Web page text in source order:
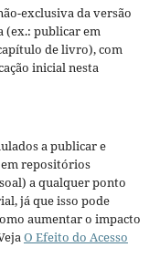
exclusiva da versão
(ex.: publicar em
de livro), com
inicial nesta
a publicar e
repositórios
a qualquer ponto
já que isso pode
aumentar o impacto
O Efeito do Acesso